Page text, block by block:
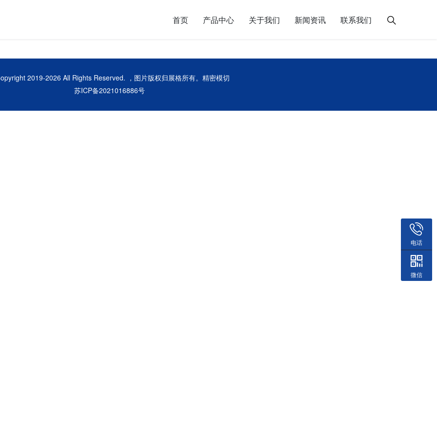
首页 产品中心 关于我们 新闻资讯 联系我们
2019-2026 All Rights Reserved. ，图片版权归展格所有。 精密模切
苏ICP备2021016886号
电话
微信